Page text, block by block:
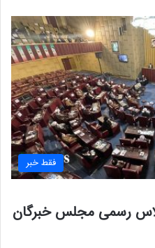
فقط خبر
رسمی مجلس خبرگان